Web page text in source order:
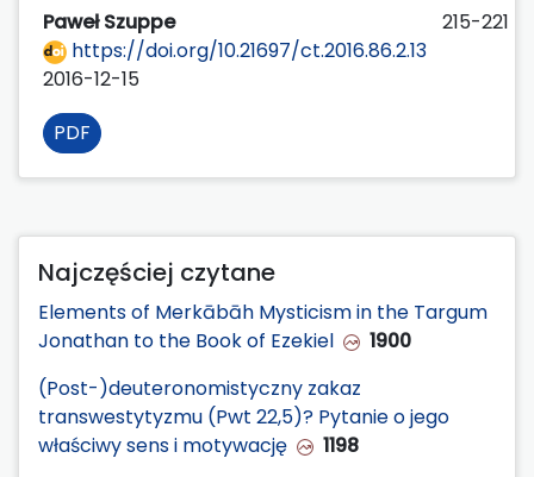
Paweł Szuppe
215-221
https://doi.org/10.21697/ct.2016.86.2.13
2016-12-15
PDF
Najczęściej czytane
Elements of Merkābāh Mysticism in the Targum
Jonathan to the Book of Ezekiel
1900
(Post-)deuteronomistyczny zakaz
transwestytyzmu (Pwt 22,5)? Pytanie o jego
właściwy sens i motywację
1198